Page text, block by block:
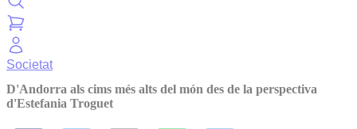
Societat
D'Andorra als cims més alts del món des de la perspectiva
d'Estefania Troguet